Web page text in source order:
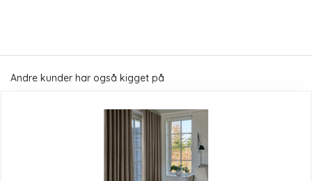
Andre kunder har også kigget på